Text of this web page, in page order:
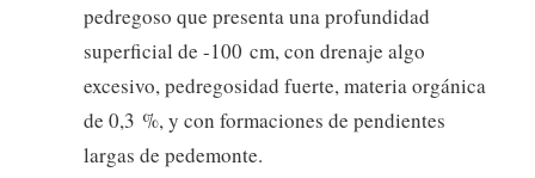
pedregoso que presenta una profundidad
superficial de -100 cm, con drenaje algo
excesivo, pedregosidad fuerte, materia orgánica
de 0,3 %, y con formaciones de pendientes
largas de pedemonte.